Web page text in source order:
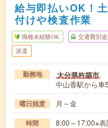
給与即払いOK！
付けや検査作業
職種未経験OK 交通費別途
派遣
勤務地 大分県杵築市
中山香駅から車
曜日頻度 月～金
時間 8:00～17:00※表